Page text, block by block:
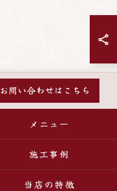
お問い合わせはこちら
メニュー
施工事例
当店の特徴